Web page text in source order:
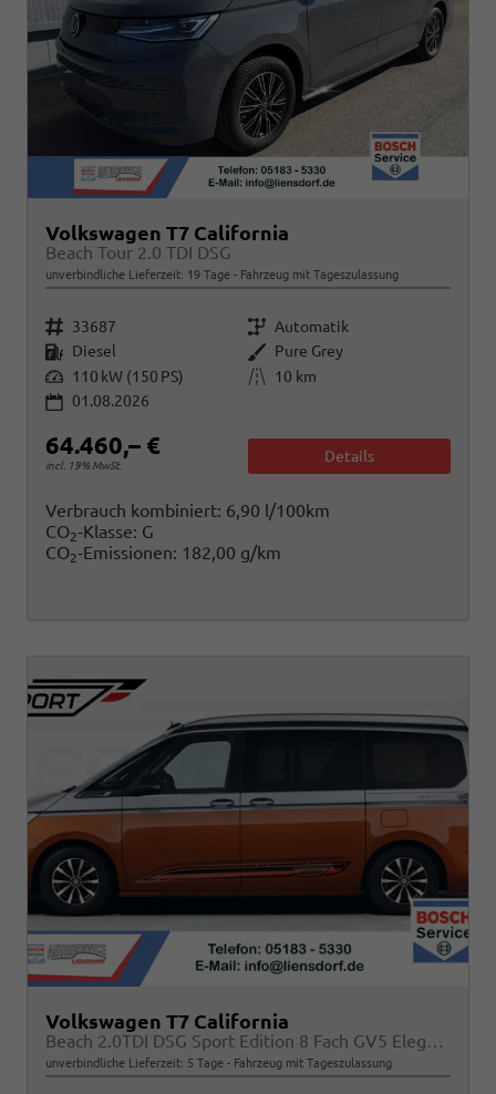
Volkswagen T7 California
Beach Tour 2.0 TDI DSG
unverbindliche Lieferzeit: 19 Tage Fahrzeug mit Tageszulassung
Fahrzeugnr. 33687 Getriebe Automatik
Kraftstoff Diesel Außenfarbe Pure Grey
Leistung 110 kW (150 PS) Kilometerstand
10 km
01.08.2026
64.460,– €
incl. 19% MwSt.
Details
Verbrauch kombiniert: 6,90 l/100km
CO2-Klasse: G
CO2-Emissionen: 182,00 g/km
Volkswagen T7 California
Beach 2.0TDI DSG Sport Edition 8 Fach GV5 Elegance+
unverbindliche Lieferzeit: 5 Tage Fahrzeug mit Tageszulassung